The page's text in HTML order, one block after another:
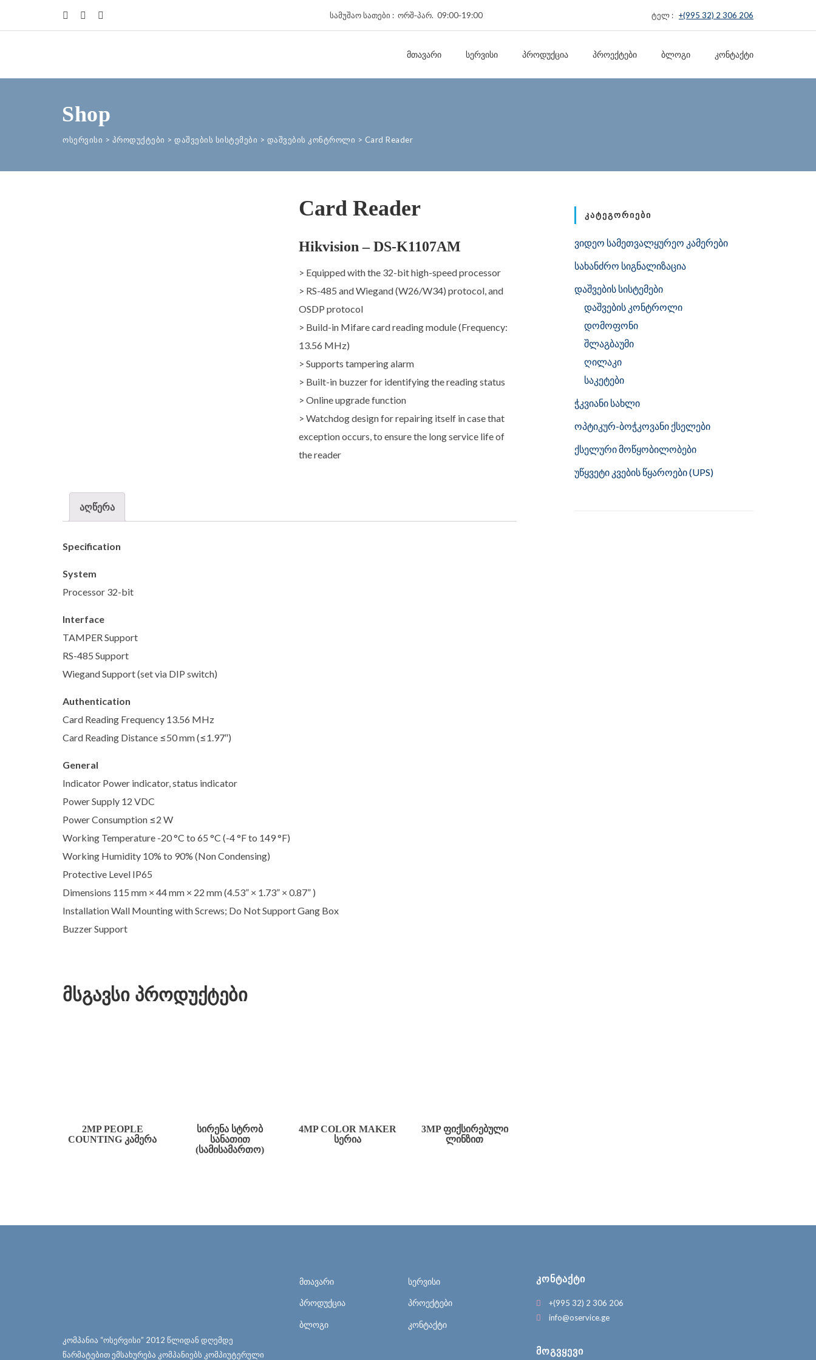
სამუშაო სათები : ორშ‑პარ. 09:00‑19:00 ტელ : +(995 32) 2 306 206
ᲛᲗᲐᲕᲐᲠᲘ ᲡᲔᲠᲕᲘᲡᲘ ᲞᲠᲝᲓᲣᲥᲪᲘᲐ ᲞᲠᲝᲔᲥᲢᲔᲑᲘ ᲑᲚᲝᲒᲘ ᲙᲝᲜᲢᲐᲥᲢᲘ
Shop
ოსერვისი > პროდუქტები > დაშვების სისტემები > დაშვების კონტროლი > Card Reader
Card Reader
Hikvision – DS-K1107AM
> Equipped with the 32-bit high-speed processor
> RS-485 and Wiegand (W26/W34) protocol, and
OSDP protocol
> Build-in Mifare card reading module (Frequency:
13.56 MHz)
> Supports tampering alarm
> Built-in buzzer for identifying the reading status
> Online upgrade function
> Watchdog design for repairing itself in case that
exception occurs, to ensure the long service life of
the reader
აღწერა
Specification
System
Processor 32-bit
Interface
TAMPER Support
RS-485 Support
Wiegand Support (set via DIP switch)
Authentication
Card Reading Frequency 13.56 MHz
Card Reading Distance ≤50 mm (≤1.97″)
General
Indicator Power indicator, status indicator
Power Supply 12 VDC
Power Consumption ≤2 W
Working Temperature -20 °C to 65 °C (-4 °F to 149 °F)
Working Humidity 10% to 90% (Non Condensing)
Protective Level IP65
Dimensions 115 mm × 44 mm × 22 mm (4.53” × 1.73” × 0.87” )
Installation Wall Mounting with Screws; Do Not Support Gang Box
Buzzer Support
მსგავსი პროდუქტები
2MP PEOPLE
COUNTING ᲙᲐᲛᲔᲠᲐ
ᲡᲘᲠᲔᲜᲐ ᲡᲢᲠᲝᲑ
ᲡᲐᲜᲐᲗᲘᲗ
(ᲡᲐᲛᲘᲡᲐᲛᲐᲠᲗᲝ)
4MP COLOR MAKER
ᲡᲔᲠᲘᲐ
3MP ᲤᲘᲥᲡᲘᲠᲔᲑᲣᲚᲘ
ᲚᲘᲜᲖᲘᲗ
ᲙᲐᲢᲔᲒᲝᲠᲘᲔᲑᲘ
ვიდეო სამეთვალყურეო კამერები
სახანძრო სიგნალიზაცია
დაშვების სისტემები
დაშვების კონტროლი
დომოფონი
შლაგბაუმი
ღილაკი
საკეტები
ჭკვიანი სახლი
ოპტიკურ-ბოჭკოვანი ქსელები
ქსელური მოწყობილობები
უწყვეტი კვების წყაროები (UPS)
კომპანია “ოსერვისი” 2012 წლიდან დღემდე
წარმატებით ემსახურება კომპანიებს კომპიუტერული
მთავარი სერვისი
პროდუქცია პროექტები
ბლოგი კონტაქტი
ᲙᲝᲜᲢᲐᲥᲢᲘ
+(995 32) 2 306 206
info@oservice.ge
ᲛᲝᲒᲕᲧᲔᲕᲘ